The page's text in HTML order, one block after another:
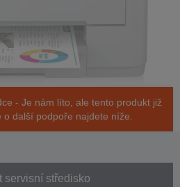
- Je nám líto, ale tento produkt již
další podpoře najdete níže.
servisní středisko